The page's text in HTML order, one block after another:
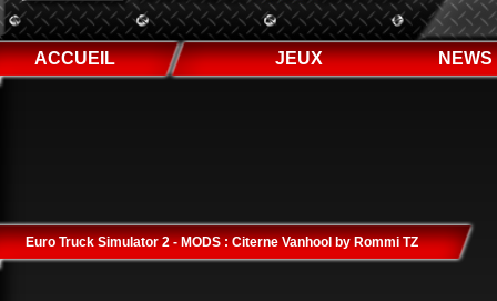
ACCUEIL JEUX NEWS
Euro Truck Simulator 2 - MODS : Citerne Vanhool by Rommi TZ